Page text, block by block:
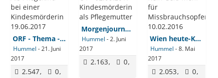
ORF - Thema - Als Pflegekind bei einer Kindesmörderin 19.06.2017
Hummel -21. Juni
2017
2.547 0
Morgenjournal Ö1 - 02.06.2017 - Kindesmörderin als Pflegemutter
Hummel -2. Juni
2017
2.163 0
Wien heute-Kein Geld mehr für Missbrauchsopfer-10.02.2016
Hummel -8. Mai
2017
2.053 0